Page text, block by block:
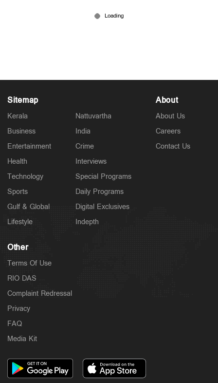
'ഓപറേഷന്‍ സിന്ദൂറിനിടെ പാക്കിസ്ഥാനെ നേരിട്ട്
Sitemap
Kerala
Business
Entertainment
Health
Technology
Sports
Gulf & Global
Lifestyle
Nattuvartha
India
Crime
Interviews
Special Programs
Daily Programs
Digital Exclusives
Indepth
About
About Us
Careers
Contact Us
Other
Terms Of Use
RIO DAS
Complaint Redressal
Privacy
FAQ
Media Kit